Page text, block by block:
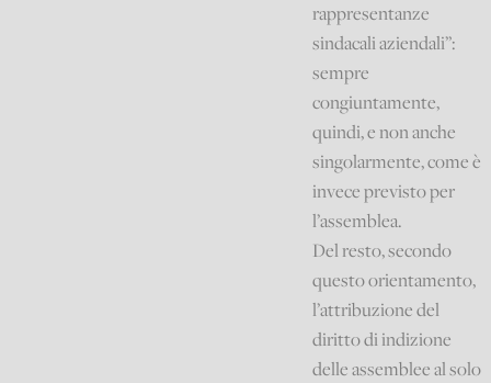
rappresentanze
sindacali aziendali”:
sempre
congiuntamente,
quindi, e non anche
singolarmente, come è
invece previsto per
l’assemblea.
Del resto, secondo
questo orientamento,
l’attribuzione del
diritto di indizione
delle assemblee al solo